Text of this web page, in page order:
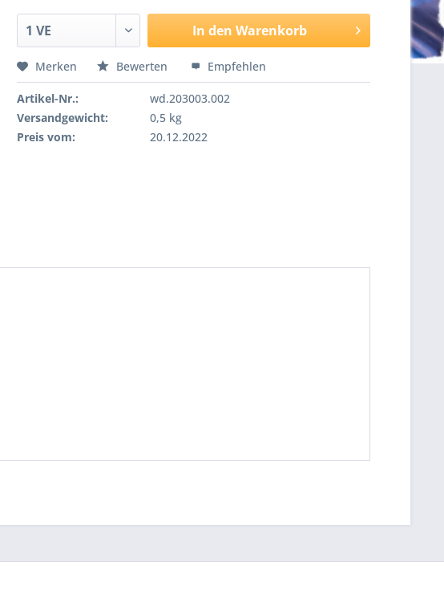
In den Warenkorb
Merken Bewerten Empfehlen
Artikel-Nr.:
wd.203003.002
Versandgewicht:
0,5 kg
Preis vom:
20.12.2022